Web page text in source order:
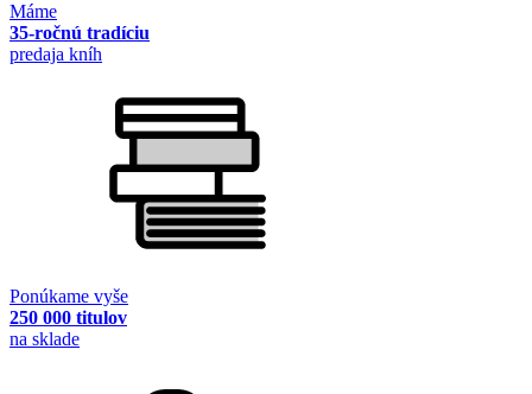
Máme
35-ročnú tradíciu
predaja kníh
Ponúkame vyše
250 000 titulov
na sklade